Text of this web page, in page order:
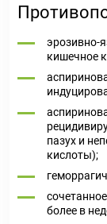
эрозивно-
кишечное
пазух и
кислоты);
более в